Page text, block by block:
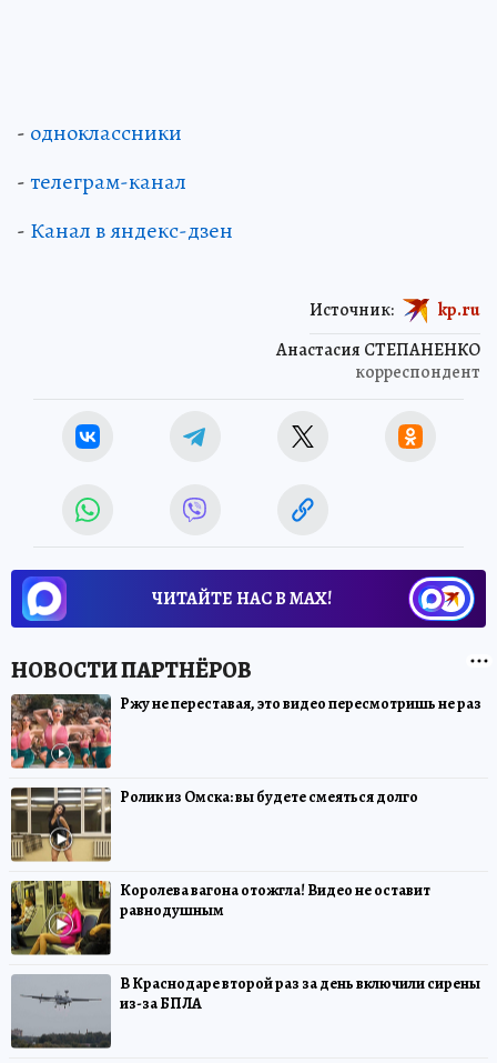
- одноклассники
-телеграм-канал
- Канал в яндекс-дзен
Анастасия СТЕПАНЕНКО
корреспондент
Источник: kp.ru
ЧИТАЙТЕ НАС В МАХ!
Ржу не переставая, это видео пересмотришь не раз
Ролик из Омска: вы будете смеяться долго
Королева вагона отожгла! Видео не оставит
равнодушным
В Краснодаре второй раз за день включили сирены
из-за БПЛА